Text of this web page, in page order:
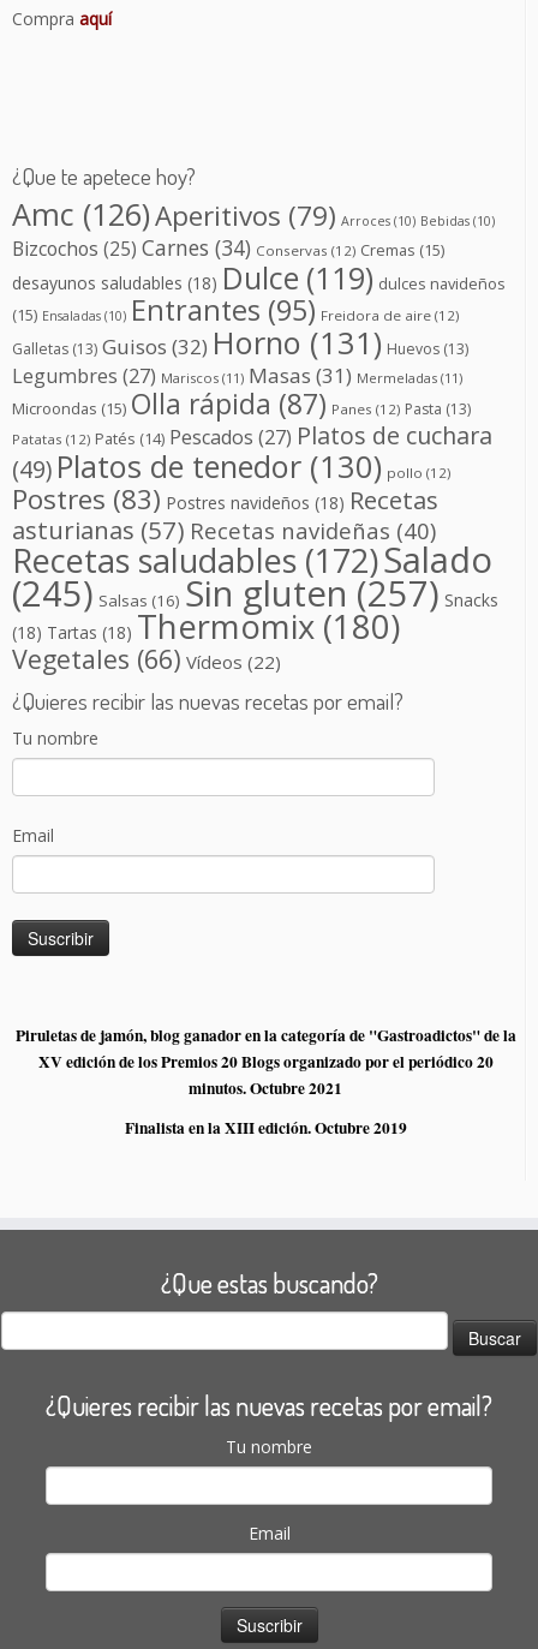
Compra aquí
¿Que te apetece hoy?
Amc (126)Aperitivos (79) Arroces (10) Bebidas (10)
Bizcochos (25) Carnes (34) Conservas (12) Cremas (15)
desayunos saludables (18) Dulce (119) dulces navideños
(15) Ensaladas (10) Entrantes (95) Freidora de aire (12)
Galletas (13) Guisos (32) Horno (131) Huevos (13)
Legumbres (27) Mariscos (11) Masas (31) Mermeladas (11)
Microondas (15) Olla rápida (87) Panes (12) Pasta (13)
Patatas (12) Patés (14) Pescados (27) Platos de cuchara
(49) Platos de tenedor (130) pollo (12)
Postres (83) Postres navideños (18) Recetas
asturianas (57) Recetas navideñas (40)
Recetas saludables (172)Salado
(245) Salsas (16) Sin gluten (257) Snacks
(18) Tartas (18) Thermomix (180)
Vegetales (66) Vídeos (22)
¿Quieres recibir las nuevas recetas por email?
Tu nombre
Email
Piruletas de jamón, blog ganador en la categoría de "Gastroadictos" de la
XV edición de los Premios 20 Blogs organizado por el periódico 20
minutos. Octubre 2021
Finalista en la XIII edición. Octubre 2019
¿Que estas buscando?
¿Quieres recibir las nuevas recetas por email?
Tu nombre
Email